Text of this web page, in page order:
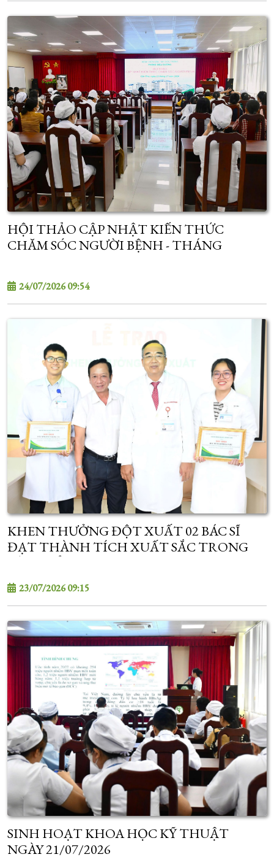
HỘI THẢO CẬP NHẬT KIẾN THỨC
CHĂM SÓC NGƯỜI BỆNH - THÁNG
24/07/2026 09:54
KHEN THƯỞNG ĐỘT XUẤT 02 BÁC SĨ
ĐẠT THÀNH TÍCH XUẤT SẮC TRONG
23/07/2026 09:15
SINH HOẠT KHOA HỌC KỸ THUẬT
NGÀY 21/07/2026